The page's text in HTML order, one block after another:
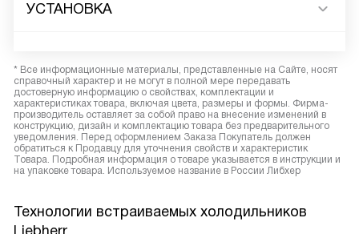
УСТАНОВКА
* Все информационные материалы, представленные на Сайте, носят
справочный характер и не могут в полной мере передавать
достоверную информацию о свойствах, комплектации и
характеристиках товара, включая цвета, размеры и формы. Фирма-
производитель оставляет за собой право на внесение изменений в
конструкцию, дизайн и комплектацию товара без предварительного
уведомления. Перед оформлением Заказа Покупатель должен
обратиться к Продавцу для уточнения свойств и характеристик
Товара. Подробная информация о товаре указывается в инструкции и
на упаковке товара. Используемое название в России Либхер
Технологии встраиваемых холодильников
Liebherr